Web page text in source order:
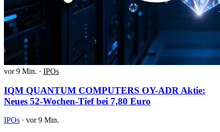
vor 9 Min. · IPOs
IQM QUANTUM COMPUTERS OY-ADR Aktie:
Neues 52-Wochen-Tief bei 7,80 Euro
IPOs · vor 9 Min.